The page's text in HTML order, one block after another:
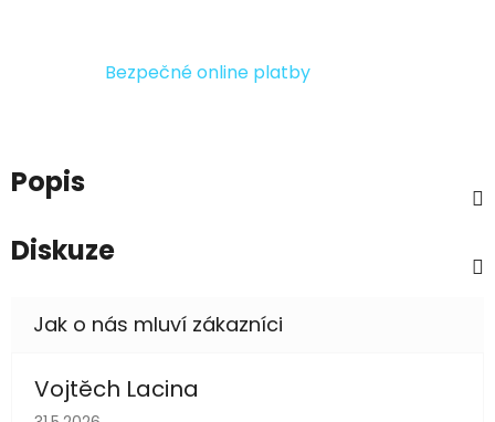
Bezpečné online platby
Popis
Diskuze
Vojtěch Lacina